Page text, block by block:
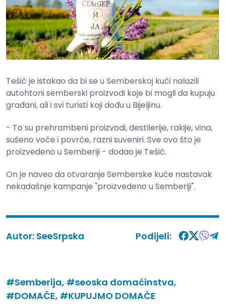
Tešić je istakao da bi se u Semberskoj kući nalazili
autohtoni semberski proizvodi koje bi mogli da kupuju
građani, ali i svi turisti koji dođu u Bijeljinu.
- To su prehrambeni proizvodi, destilerije, rakije, vina,
sušeno voće i povrće, razni suveniri. Sve ovo što je
proizvedeno u Semberiji - dodao je Tešić.
On je naveo da otvaranje Semberske kuće nastavak
nekadašnje kampanje "proizvedeno u Semberiji".
Autor: SeeSrpska Podijeli:
#Semberija, #seoska domaćinstva,
#DOMAĆE, #KUPUJMO DOMAĆE